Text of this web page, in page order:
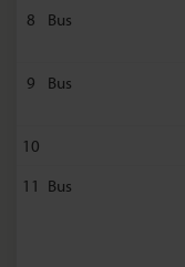
8 Bus
9 Bus
10
11 Bus